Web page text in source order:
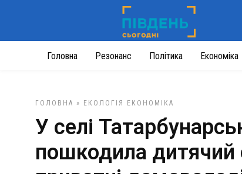
Головна Резонанс Політика Економіка
ГОЛОВНА » ЕКОЛОГІЯ ЕКОНОМІКА
У селі
пошкодила дитячий